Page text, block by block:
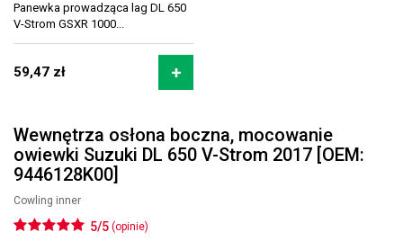
Panewka prowadząca lag DL 650
V-Strom GSXR 1000...
59,47 zł
Wewnętrza osłona boczna, mocowanie
owiewki Suzuki DL 650 V-Strom 2017 [OEM:
9446128K00]
Cowling inner
5/5 (opinie)